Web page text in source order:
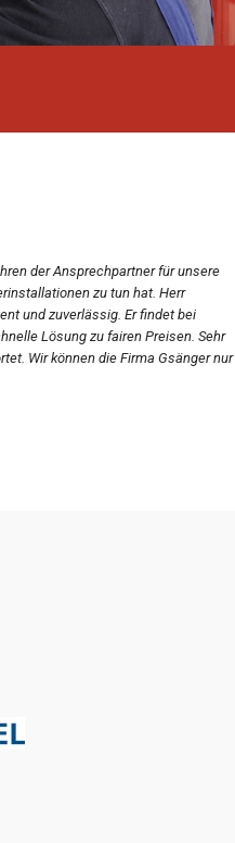
der Ansprechpartner für unsere
zu tun hat. Herr
und zuverlässig. Er findet bei
Lösung zu fairen Preisen. Sehr
Wir können die Firma Gsänger nur